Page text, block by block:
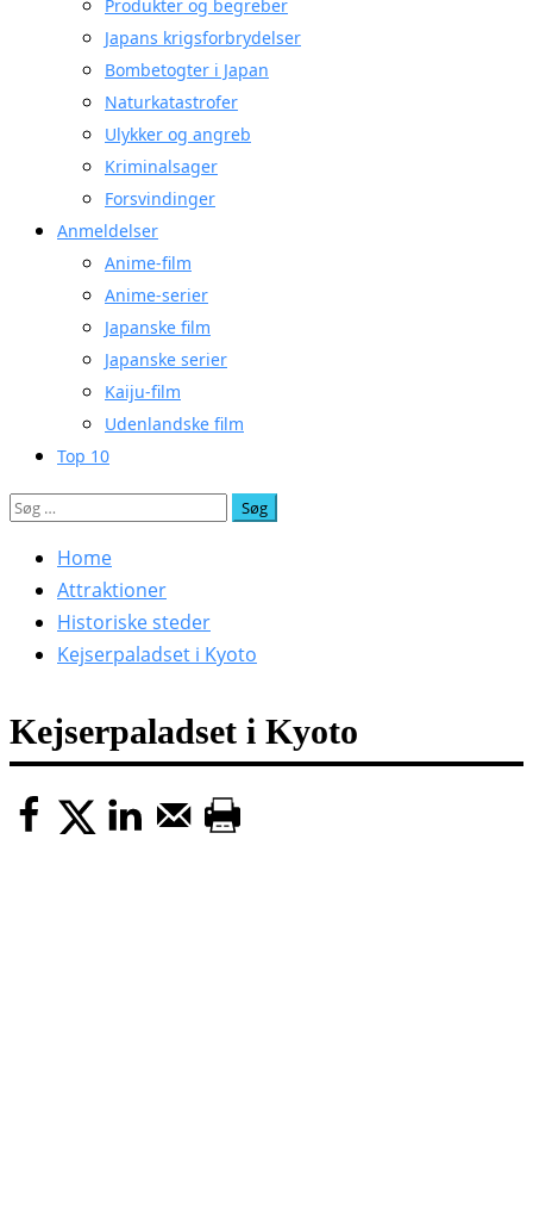
Produkter og begreber
Japans krigsforbrydelser
Bombetogter i Japan
Naturkatastrofer
Ulykker og angreb
Kriminalsager
Forsvindinger
Anmeldelser
Anime-film
Anime-serier
Japanske film
Japanske serier
Kaiju-film
Udenlandske film
Top 10
Søg
Home
Attraktioner
Historiske steder
Kejserpaladset i Kyoto
Kejserpaladset i Kyoto